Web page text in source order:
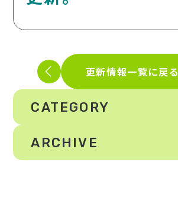
更新情報一覧に戻る
CATEGORY
ARCHIVE